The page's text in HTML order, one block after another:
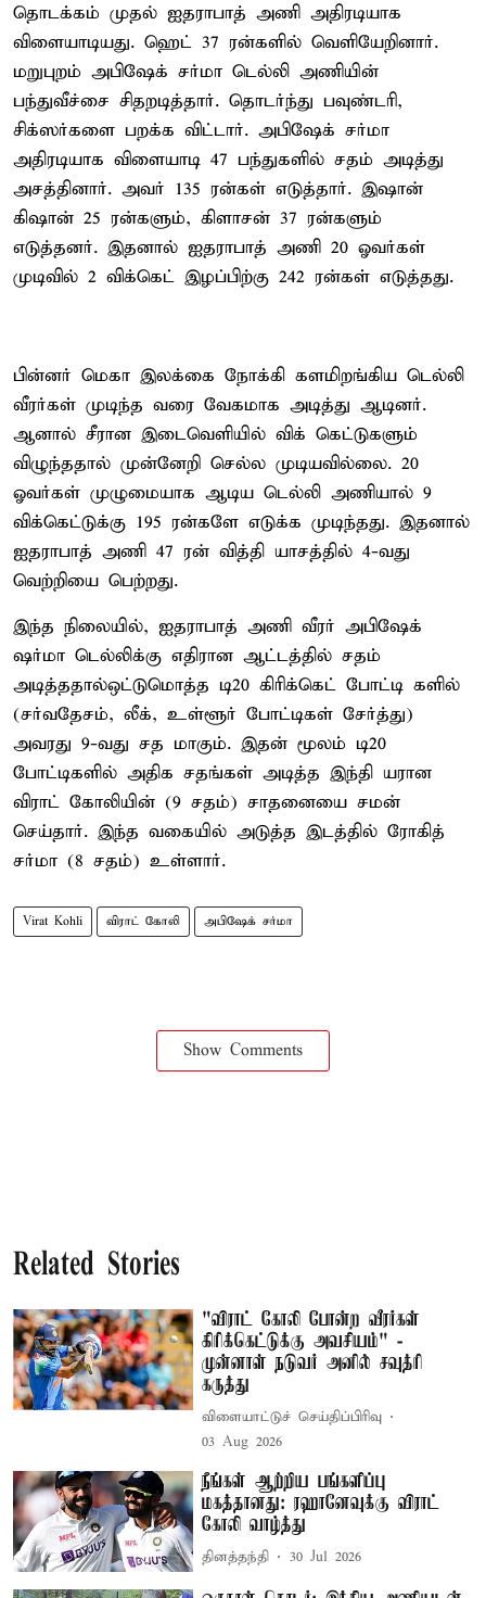
தொடக்கம் முதல் ஐதராபாத் அணி அதிரடியாக
விளையாடியது. ஹெட் 37 ரன்களில் வெளியேறினார்.
மறுபுறம் அபிஷேக் சர்மா டெல்லி அணியின்
பந்துவீச்சை சிதறடித்தார். தொடர்ந்து பவுண்டரி,
சிக்ஸர்களை பறக்க விட்டார். அபிஷேக் சர்மா
அதிரடியாக விளையாடி 47 பந்துகளில் சதம் அடித்து
அசத்தினார். அவர் 135 ரன்கள் எடுத்தார். இஷான்
கிஷான் 25 ரன்களும், கிளாசன் 37 ரன்களும்
எடுத்தனர். இதனால் ஐதராபாத் அணி 20 ஓவர்கள்
முடிவில் 2 விக்கெட் இழப்பிற்கு 242 ரன்கள் எடுத்தது.
பின்னர் மெகா இலக்கை நோக்கி களமிறங்கிய டெல்லி
வீரர்கள் முடிந்த வரை வேகமாக அடித்து ஆடினர்.
ஆனால் சீரான இடைவெளியில் விக் கெட்டுகளும்
விழுந்ததால் முன்னேறி செல்ல முடியவில்லை. 20
ஓவர்கள் முழுமையாக ஆடிய டெல்லி அணியால் 9
விக்கெட்டுக்கு 195 ரன்களே எடுக்க முடிந்தது. இதனால்
ஐதராபாத் அணி 47 ரன் வித்தி யாசத்தில் 4-வது
வெற்றியை பெற்றது.
இந்த நிலையில், ஐதராபாத் அணி வீரர் அபிஷேக்
ஷர்மா டெல்லிக்கு எதிரான ஆட்டத்தில் சதம்
அடித்ததால்ஒட்டுமொத்த டி20 கிரிக்கெட் போட்டி களில்
(சர்வதேசம், லீக், உள்ளூர் போட்டிகள் சேர்த்து)
அவரது 9-வது சத மாகும். இதன் மூலம் டி20
போட்டிகளில் அதிக சதங்கள் அடித்த இந்தி யரான
விராட் கோலியின் (9 சதம்) சாதனையை சமன்
செய்தார். இந்த வகையில் அடுத்த இடத்தில் ரோகித்
சர்மா (8 சதம்) உள்ளார்.
Virat Kohli விராட் கோலி அபிஷேக் சர்மா
Show Comments
Related Stories
"விராட் கோலி போன்ற வீரர்கள்
கிரிக்கெட்டுக்கு அவசியம்" -
முன்னாள் நடுவர் அனில் சவுத்ரி
கருத்து
விளையாட்டுச் செய்திப்பிரிவு
03 Aug 2026
நீங்கள் ஆற்றிய பங்களிப்பு
மகத்தானது: ரஹானேவுக்கு விராட்
கோலி வாழ்த்து
தினத்தந்தி 30 Jul 2026